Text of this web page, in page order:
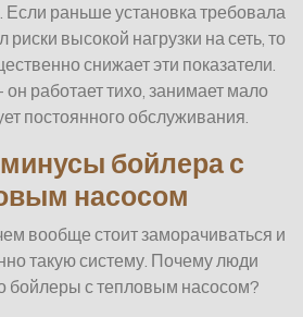
раньше установка требовала
высокой нагрузки на сеть, то
снижает эти показатели.
работает тихо, занимает мало
постоянного обслуживания.
бойлера с
насосом
вообще стоит заморачиваться и
такую систему. Почему люди
бойлеры с тепловым насосом?